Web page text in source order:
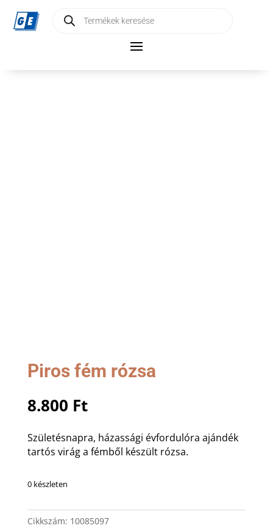
search
Piros fém rózsa
8.800 Ft
Születésnapra, házassági évfordulóra ajándék
tartós virág a fémből készült rózsa.
0 készleten
Cikkszám: 10085097